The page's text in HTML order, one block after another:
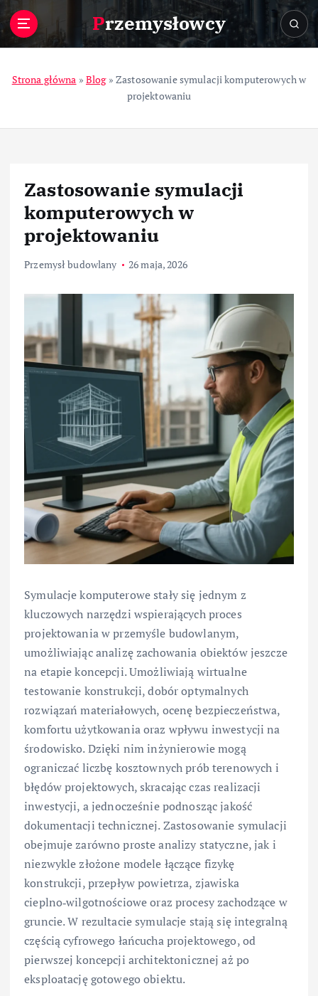
Przemysłowcy
Strona główna » Blog» Zastosowanie symulacji komputerowych w
projektowaniu
Zastosowanie symulacji
komputerowych w
projektowaniu
Przemysł budowlany 26 maja, 2026
Symulacje komputerowe stały się jednym z
kluczowych narzędzi wspierających proces
projektowania w przemyśle budowlanym,
umożliwiając analizę zachowania obiektów jeszcze
na etapie koncepcji. Umożliwiają wirtualne
testowanie konstrukcji, dobór optymalnych
rozwiązań materiałowych, ocenę bezpieczeństwa,
komfortu użytkowania oraz wpływu inwestycji na
środowisko. Dzięki nim inżynierowie mogą
ograniczać liczbę kosztownych prób terenowych i
błędów projektowych, skracając czas realizacji
inwestycji, a jednocześnie podnosząc jakość
dokumentacji technicznej. Zastosowanie symulacji
obejmuje zarówno proste analizy statyczne, jak i
niezwykle złożone modele łączące fizykę
konstrukcji, przepływ powietrza, zjawiska
cieplno‑wilgotnościowe oraz procesy zachodzące w
gruncie. W rezultacie symulacje stają się integralną
częścią cyfrowego łańcucha projektowego, od
pierwszej koncepcji architektonicznej aż po
eksploatację gotowego obiektu.